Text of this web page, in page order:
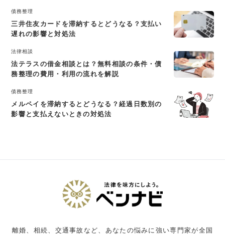
債務整理
三井住友カードを滞納するとどうなる？支払い
遅れの影響と対処法
法律相談
法テラスの借金相談とは？無料相談の条件・債
務整理の費用・利用の流れを解説
債務整理
メルペイを滞納するとどうなる？経過日数別の
影響と支払えないときの対処法
離婚、相続、交通事故など、あなたの悩みに強い専門家が全国